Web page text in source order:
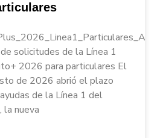
solicitudes de la Línea 1
2026 para particulares El
de 2026 abrió el plazo
de la Línea 1 del
la nueva